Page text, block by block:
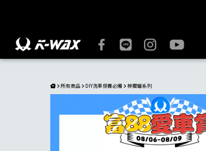
所有商品 DIY洗車保養必備 棕櫚蠟系列